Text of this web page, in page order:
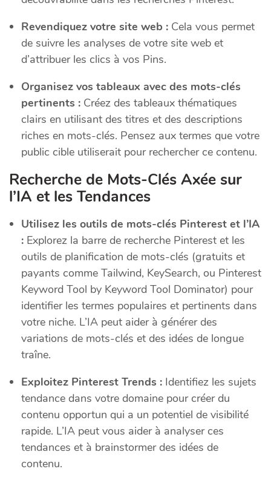
Revendiquez votre site web : Cela vous permet
de suivre les analyses de votre site web et
d’attribuer les clics à vos Pins.
Organisez vos tableaux avec des mots-clés
pertinents : Créez des tableaux thématiques
clairs en utilisant des titres et des descriptions
riches en mots-clés. Pensez aux termes que votre
public cible utiliserait pour rechercher ce contenu.
Recherche de Mots-Clés Axée sur
l’IA et les Tendances
Utilisez les outils de mots-clés Pinterest et l’IA
: Explorez la barre de recherche Pinterest et les
outils de planification de mots-clés (gratuits et
payants comme Tailwind, KeySearch, ou Pinterest
Keyword Tool by Keyword Tool Dominator) pour
identifier les termes populaires et pertinents dans
votre niche. L’IA peut aider à générer des
variations de mots-clés et des idées de longue
traîne.
Exploitez Pinterest Trends : Identifiez les sujets
tendance dans votre domaine pour créer du
contenu opportun qui a un potentiel de visibilité
rapide. L’IA peut vous aider à analyser ces
tendances et à brainstormer des idées de
contenu.